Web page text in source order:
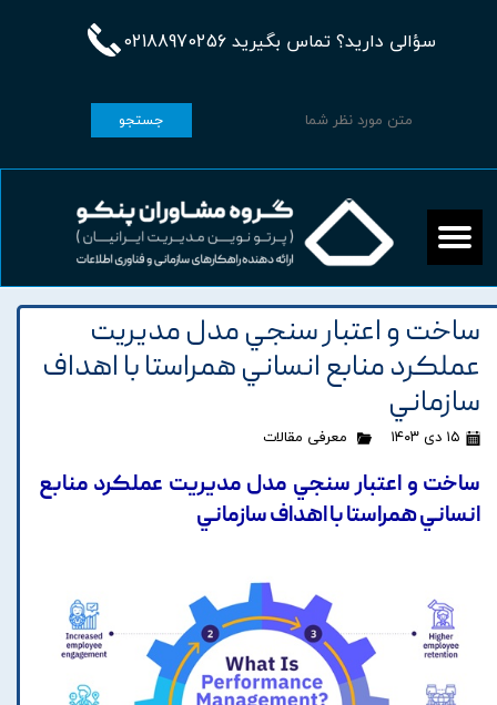
سؤالی دارید؟ تماس بگیرید 02188970256
جستجو
ساخت و اعتبار سنجي مدل مديريت
عملکرد منابع انساني همراستا با اهداف
سازماني
۱۵ دی ۱۴۰۳ معرفی مقالات
ساخت و اعتبار سنجي مدل مديريت عملکرد منابع
انساني همراستا با اهداف سازماني